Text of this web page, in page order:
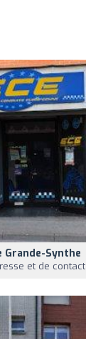
Grande-Synthe
et de contact